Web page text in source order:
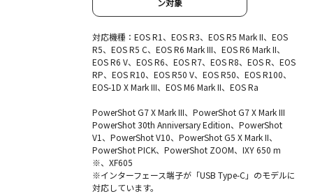
ン対象
対応機種：EOS R1、EOS R3、EOS R5 Mark II、EOS
R5、EOS R5 C、EOS R6 Mark III、EOS R6 Mark II、
EOS R6 V、EOS R6、EOS R7、EOS R8、EOS R、EOS
RP、EOS R10、EOS R50 V、EOS R50、EOS R100、
EOS-1D X Mark III、EOS M6 Mark II、EOS Ra
PowerShot G7 X Mark III、PowerShot G7 X Mark III
PowerShot 30th Anniversary Edition、PowerShot
V1、PowerShot V10、PowerShot G5 X Mark II、
PowerShot PICK、PowerShot ZOOM、IXY 650 m
※、XF605
※インターフェース端子が「USB Type-C」のモデルに
対応しています。